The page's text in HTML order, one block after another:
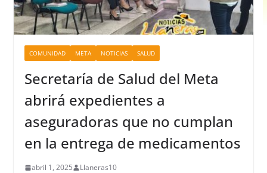
COMUNIDAD META NOTICIAS SALUD
Secretaría de Salud del Meta
abrirá expedientes a
aseguradoras que no cumplan
en la entrega de medicamentos
abril 1, 2025 Llaneras10